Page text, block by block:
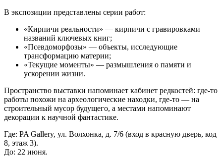
В экспозиции представлены серии работ:
«Кирпичи реальности» — кирпичи с гравировками
названий ключевых книг;
«Псевдоморфозы» — объекты, исследующие
трансформацию материи;
«Текущие моменты» — размышления о памяти и
ускорении жизни.
Пространство выставки напоминает кабинет редкостей: где‑то
работы похожи на археологические находки, где‑то — на
строительный мусор будущего, а местами напоминают
декорации к научной фантастике.
Где: PA Gallery, ул. Волхонка, д. 7/6 (вход в красную дверь, код
8, этаж 3).
До: 22 июня.